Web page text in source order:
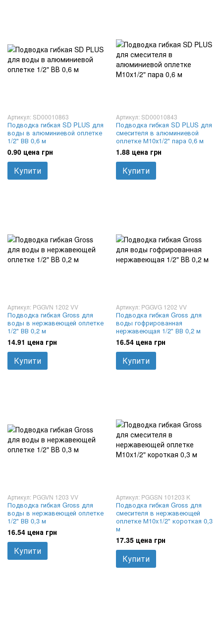
Артикул: SD00010863
Подводка гибкая SD PLUS для
воды в алюминиевой оплетке
1/2" ВВ 0,6 м
0.90 цена грн
Купити
Артикул: SD00010843
Подводка гибкая SD PLUS для
смесителя в алюминиевой
оплетке М10х1/2" пара 0,6 м
1.88 цена грн
Купити
Артикул: PGGVN 1202 VV
Подводка гибкая Gross для
воды в нержавеющей оплетке
1/2" ВВ 0,2 м
14.91 цена грн
Купити
Артикул: PGGVG 1202 VV
Подводка гибкая Gross для
воды гофрированная
нержавеющая 1/2" ВВ 0,2 м
16.54 цена грн
Купити
Артикул: PGGVN 1203 VV
Подводка гибкая Gross для
воды в нержавеющей оплетке
1/2" ВВ 0,3 м
16.54 цена грн
Купити
Артикул: PGGSN 101203 K
Подводка гибкая Gross для
смесителя в нержавеющей
оплетке М10x1/2" короткая 0,3
м
17.35 цена грн
Купити